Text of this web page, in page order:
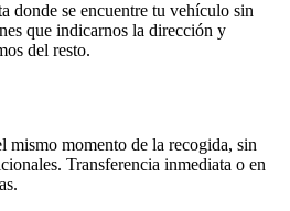
donde se encuentre tu vehículo sin
que indicarnos la dirección y
del resto.
mismo momento de la recogida, sin
Transferencia inmediata o en